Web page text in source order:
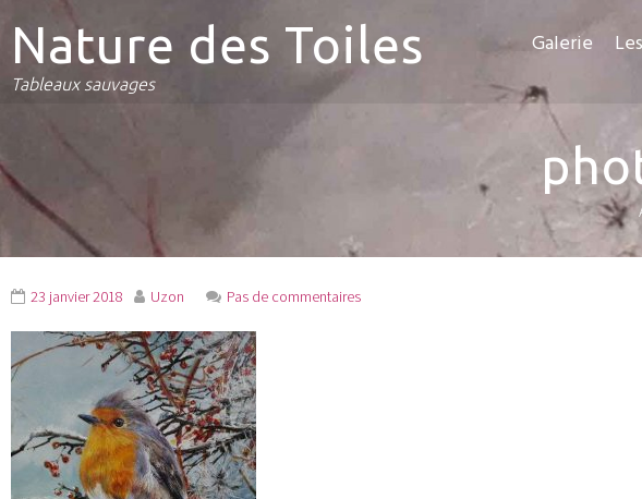
Nature des Toiles
Tableaux sauvages
Galerie
23 janvier 2018 Uzon Pas de commentaires